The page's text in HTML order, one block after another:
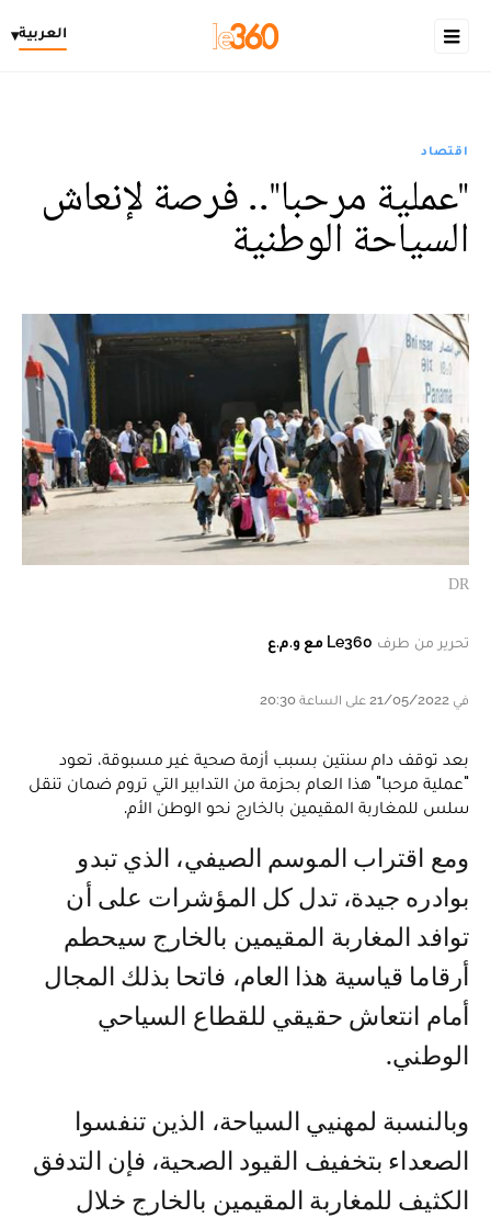
العربية▾
اقتصاد
"عملية مرحبا".. فرصة لإنعاش
السياحة الوطنية
DR
تحرير من طرف Le360 مع و.م.ع
في 21/05/2022 على الساعة 20:30
بعد توقف دام سنتين بسبب أزمة صحية غير مسبوقة، تعود
"عملية مرحبا" هذا العام بحزمة من التدابير التي تروم ضمان تنقل
سلس للمغاربة المقيمين بالخارج نحو الوطن الأم.
ومع اقتراب الموسم الصيفي، الذي تبدو
بوادره جيدة، تدل كل المؤشرات على أن
توافد المغاربة المقيمين بالخارج سيحطم
أرقاما قياسية هذا العام، فاتحا بذلك المجال
أمام انتعاش حقيقي للقطاع السياحي
الوطني.
وبالنسبة لمهنيي السياحة، الذين تنفسوا
الصعداء بتخفيف القيود الصحية، فإن التدفق
الكثيف للمغاربة المقيمين بالخارج خلال